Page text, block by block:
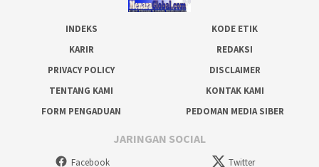
INDEKS
KODE ETIK
KARIR
REDAKSI
PRIVACY POLICY
DISCLAIMER
TENTANG KAMI
KONTAK KAMI
FORM PENGADUAN
PEDOMAN MEDIA SIBER
JARINGAN SOCIAL
Facebook
Twitter